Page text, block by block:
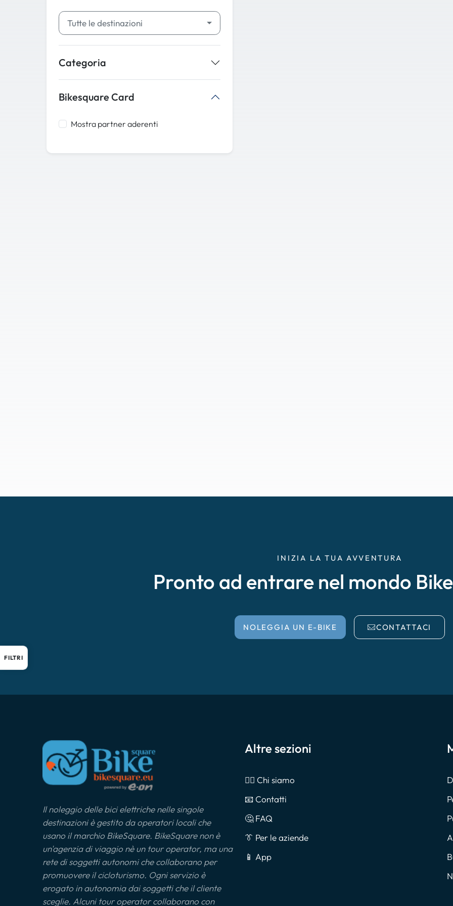
FILTRI
Tutte le destinazioni
Categoria
Bikesquare Card
Mostra partner aderenti
INIZIA LA TUA AVVENTURA
Pronto ad entrare nel mondo
NOLEGGIA UN E-BIKE CONTATTACI
Il noleggio delle bici elettriche nelle singole
destinazioni è gestito da operatori locali che
usano il marchio BikeSquare. BikeSquare non è
un'agenzia di viaggio nè un tour operator, ma una
rete di soggetti autonomi che collaborano per
promuovere il cicloturismo. Ogni servizio è
erogato in autonomia dai soggetti che il cliente
sceglie. Alcuni tour operator collaborano con
Altre sezioni
🙎‍♂️ Chi siamo
📧 Contatti
🤔 FAQ
👔 Per le aziende
📱 App